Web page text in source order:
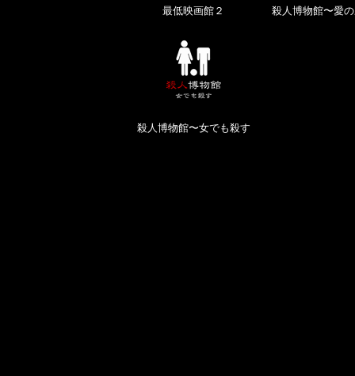
最低映画館２ 殺人博物館〜愛
殺人博物館〜女でも殺す